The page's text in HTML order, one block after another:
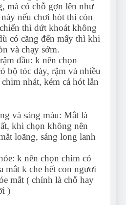
mà có chỗ gợn lên như
nếu chơi hót thì còn
thì dứt khoát không
có căng đến mấy thì khi
và chạy sớm.
đầu: k nên chọn
bộ tóc dày, rậm và nhiều
nhát, kém cả hót lẫn
và sáng màu: Mắt là
khi chọn không nên
loãng, sáng long lanh
k nên chọn chim có
mắt k che hết con ngươi
mắt ( chính là chỗ hay
)